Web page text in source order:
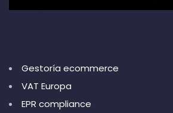
Gestoría ecommerce
VAT Europa
EPR compliance